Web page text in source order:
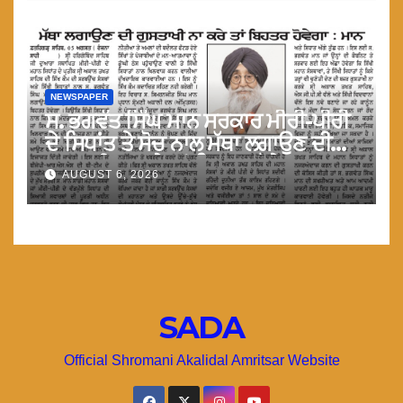
NEWSPAPER
ਸ. ਭਗਵੰਤ ਸਿੰਘ ਮਾਨ ਸਰਕਾਰ ਮੀਰੀ-ਪੀਰੀ
ਦੇ ਸਿਧਾਂਤ ਤੇ ਸੋਚ ਨਾਲ ਮੱਥਾ ਲਗਾਉਣ ਦੀ
ਗੁਸਤਾਖੀ ਨਾ ਕਰੇ ਤਾਂ ਬਿਹਤਰ ਹੋਵੇਗਾ : ਮਾਨ
AUGUST 6, 2026
SADA
Official Shromani Akalidal Amritsar Website